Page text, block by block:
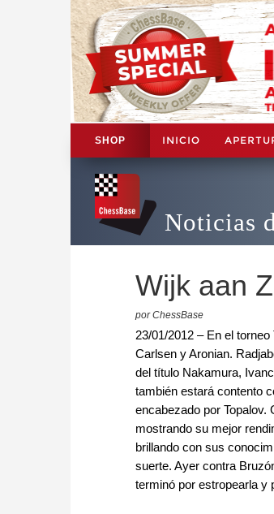
SHOP INICIO
Noticias
Wijk aan
por ChessBase
23/01/2012 – En el
Carlsen y Aronian.
del título Nakamura,
también estará contento
encabezado por Topalov.
mostrando su mejor
brillando con sus
suerte. Ayer contra
terminó por estropearla y